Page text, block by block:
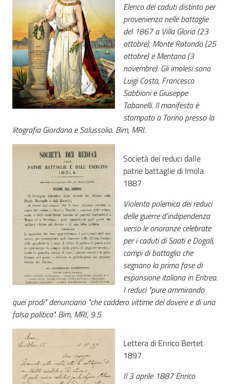
Seguici
su
Catalogo
Eventi
Chiedi al
bibliotecario
Avvisi
Orari
Elenco dei caduti distinto per
provenienza nelle battaglie
del 1867 a Villa Gloria (23
ottobre), Monte Rotondo (25
ottobre) e Mentana (3
novembre). Gli imolesi sono
Luigi Costa, Francesco
Sabbioni e Giuseppe
Tabanelli. Il manifesto è
stampato a Torino presso la
litografia Giordana e Salussolia. Bim, MRI.
Società dei reduci dalle
patrie battaglie di Imola
1887
Violenta polemica dei reduci
delle guerre d'indipendenza
verso le onoranze celebrate
per i caduti di Saati e Dogali,
campi di battaglia che
segnano la prima fase di
espansione italiana in Eritrea.
I reduci "pure ammirando
quei prodi" denunciano "che caddero vittime del dovere e di una
falsa politica". Bim, MRI, 9.5.
Lettera di Enrico Bertet
1897
Il 3 aprile 1887 Enrico